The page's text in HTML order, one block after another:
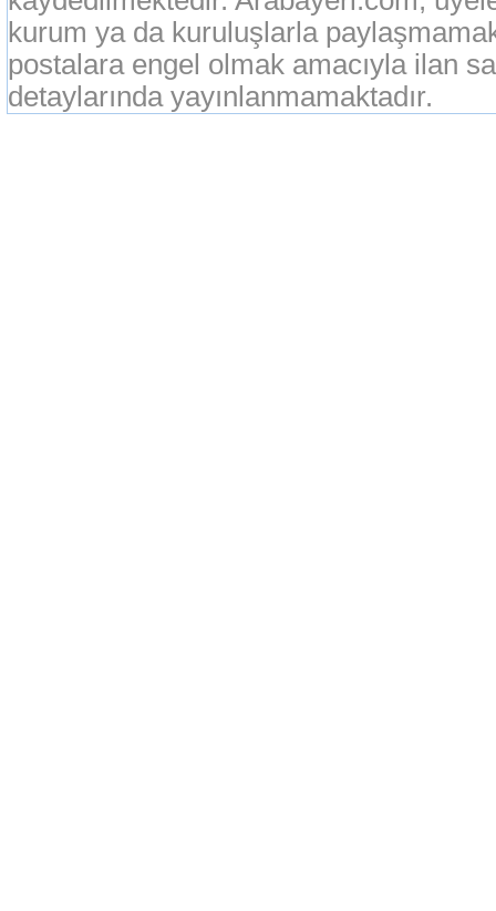
kurum ya da kuruluşlarla
postalara engel olmak amacıyla ilan
detaylarında yayınlanmamaktadır.